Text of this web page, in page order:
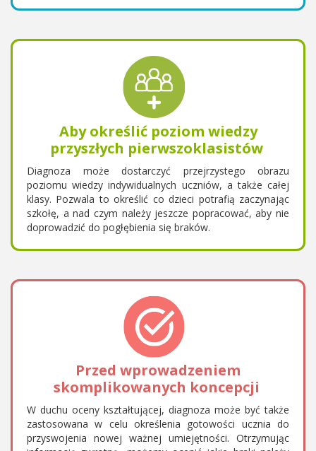
Aby określić poziom wiedzy
przyszłych pierwszoklasistów
Diagnoza może dostarczyć przejrzystego obrazu
poziomu wiedzy indywidualnych uczniów, a także całej
klasy. Pozwala to określić co dzieci potrafią zaczynając
szkołę, a nad czym należy jeszcze popracować, aby nie
doprowadzić do pogłębienia się braków.
Przed wprowadzeniem
skomplikowanych koncepcji
W duchu oceny kształtującej, diagnoza może być także
zastosowana w celu określenia gotowości ucznia do
przyswojenia nowej ważnej umiejętności. Otrzymując